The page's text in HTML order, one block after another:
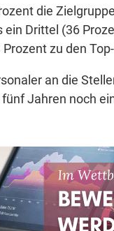
die
Drittel (36
zu den
an die
Jahren noch